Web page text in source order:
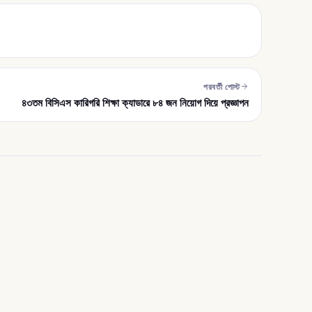
পরবর্তী পোস্ট
৪৩তম বিসিএস কারিগরি শিক্ষা ক্যাডারে ৮৪ জন নিয়োগ দিয়ে প্রজ্ঞাপন